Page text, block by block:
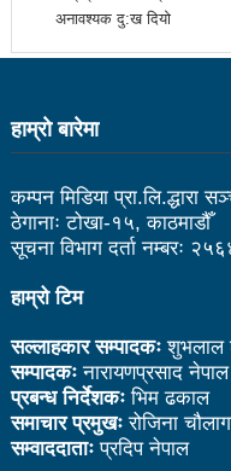
उत्कृष्ट
प्रचण्ड
पब्लिक स्पिच नेपालको
संविधानको रक्षा र
प्रचण्ड
माओवादीमा
आयोगको बैठक सकियो
वृत्तचित्र फिल्म ‘गर्ल्स
अनावश्यक दु:ख दियो
हाम्राे बारेमा
कम्पन मिडिया प्रा.लि.द्धारा
ठेगानाः टोखा-१५, काठमाडौँ
सूचना विभाग दर्ता नम्बरः
हाम्रो टिम
सल्लाहकार सम्पादकःशुभलाल
सम्पादकःनारायणप्रसाद नेपाल
प्रबन्ध निर्देशकःभिम ढकाल
समाचार प्रमुखःरोजिना
सम्वाददाताःप्रदिप नेपाल